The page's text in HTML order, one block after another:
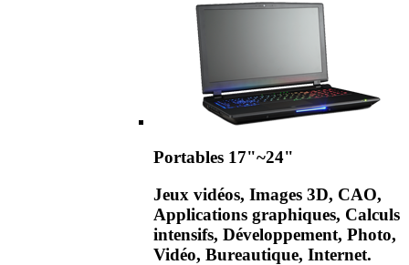
Portables 17"~24"
Jeux vidéos, Images 3D, CAO,
Applications graphiques, Calculs
intensifs, Développement, Photo,
Vidéo, Bureautique, Internet.